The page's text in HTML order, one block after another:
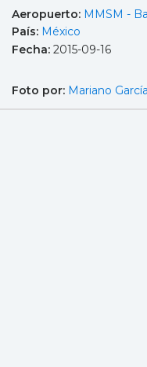
Aeropuerto: MMSM -
País: México
Fecha: 2015-09-16
Foto por: Mariano García